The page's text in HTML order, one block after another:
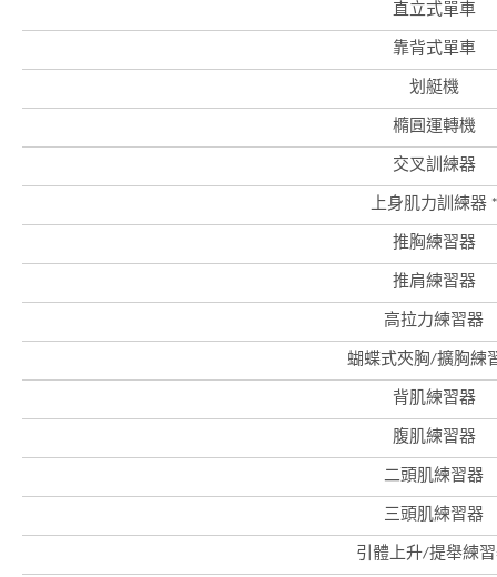
直立式單車
靠背式單車
划艇機
橢圓運轉機
交叉訓練器
上身肌力訓練器 *
推胸練習器
推肩練習器
高拉力練習器
蝴蝶式夾胸/擴胸練
背肌練習器
腹肌練習器
二頭肌練習器
三頭肌練習器
引體上升/提舉練